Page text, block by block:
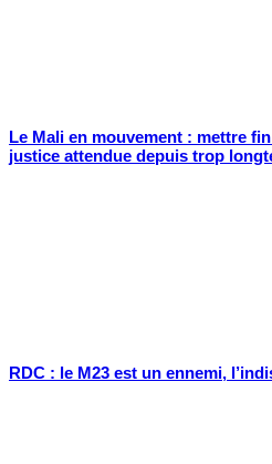
Le Mali en mouvement : mettre
justice attendue depuis trop
RDC : le M23 est un ennemi,